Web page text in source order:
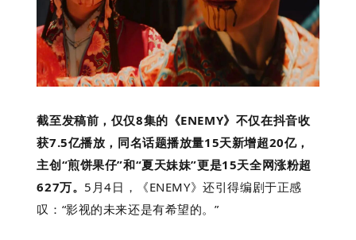
截至发稿前，仅仅8集的《ENEMY》不仅在抖音收
获7.5亿播放，同名话题播放量15天新增超20亿，
主创“煎饼果仔”和“夏天妹妹”更是15天全网涨粉超
627万。 5月4日，《ENEMY》还引得编剧于正感
叹：“影视的未来还是有希望的。”